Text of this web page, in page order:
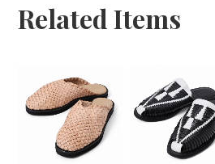
Related Items